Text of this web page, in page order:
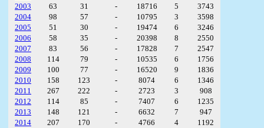
2003
63 31 - 18716 5
3743
2004
98 57 - 10795 3
3598
2005
51 30 - 19474 6
3246
2006
58 35 - 20398 8
2550
2007
83 56 - 17828 7
2547
2008
114 79 - 10535 6
1756
2009
100 77 - 16520 9
1836
2010
158 123 - 8074 6
1346
2011
267 222 - 2723 3
908
2012
114 85 - 7407 6
1235
2013
148 121 - 6632 7
947
2014
207 170 - 4766 4
1192